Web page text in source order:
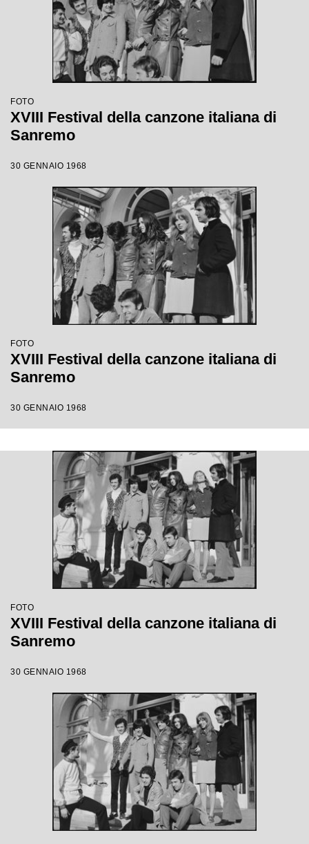
FOTO
XVIII Festival della canzone italiana di
Sanremo
30 GENNAIO 1968
FOTO
XVIII Festival della canzone italiana di
Sanremo
30 GENNAIO 1968
FOTO
XVIII Festival della canzone italiana di
Sanremo
30 GENNAIO 1968